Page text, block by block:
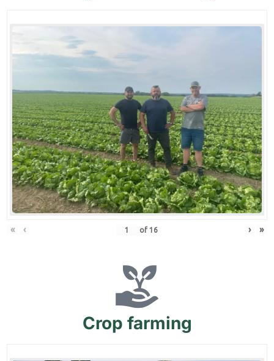
« ‹ of 16 › »
Crop farming